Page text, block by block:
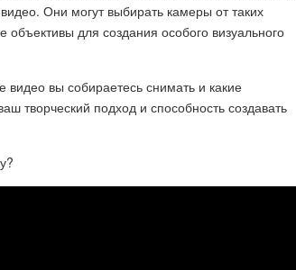
Они могут выбирать камеры от таких
для создания особого визуального
видео вы собираетесь снимать и какие
творческий подход и способность создавать